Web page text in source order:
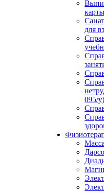
карты
для
095/у)